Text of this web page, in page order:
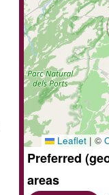
Leaflet | ©
Preferred
areas